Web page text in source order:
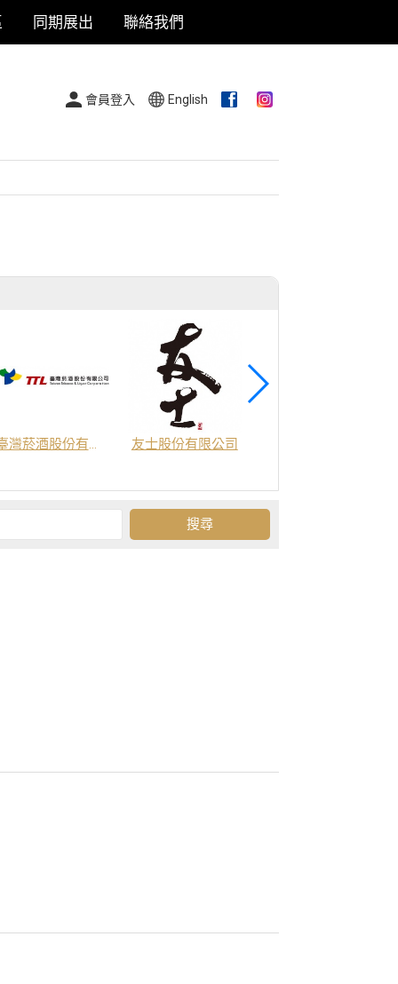
同期展出 聯絡我們
會員登入 English
臺灣菸酒股份有限公司 友士股份有限公司